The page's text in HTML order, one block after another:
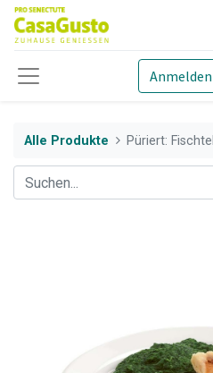
Anmelden
Alle Produkte Püriert: